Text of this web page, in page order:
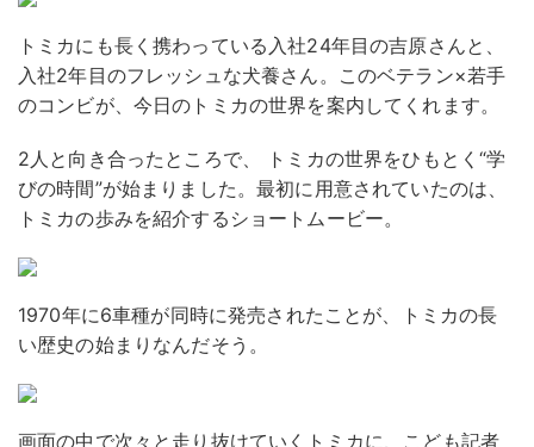
トミカにも長く携わっている入社24年目の吉原さんと、
入社2年目のフレッシュな犬養さん。このベテラン×若手
のコンビが、今日のトミカの世界を案内してくれます。
2人と向き合ったところで、 トミカの世界をひもとく“学
びの時間”が始まりました。最初に用意されていたのは、
トミカの歩みを紹介するショートムービー。
1970年に6車種が同時に発売されたことが、トミカの長
い歴史の始まりなんだそう。
画面の中で次々と走り抜けていくトミカに、こども記者